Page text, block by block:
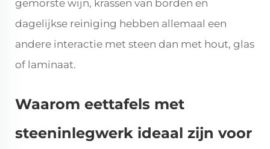
gemorste wijn, krassen van borden en
dagelijkse reiniging hebben allemaal een
andere interactie met steen dan met hout, glas
of laminaat.
Waarom eettafels met
steeninlegwerk ideaal zijn voor